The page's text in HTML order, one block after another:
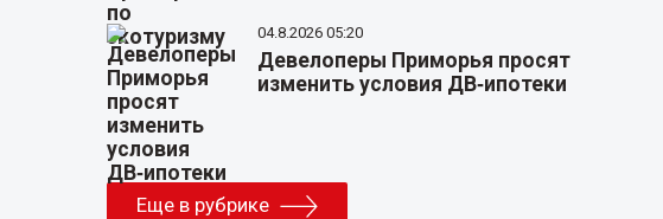
04.8.2026 05:20
Девелоперы Приморья просят
изменить условия ДВ‑ипотеки
Еще в рубрике